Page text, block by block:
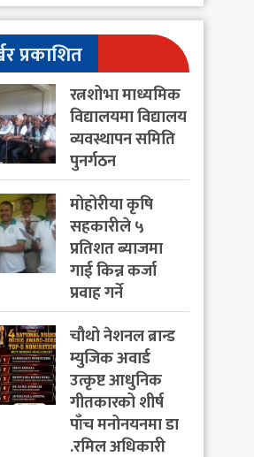
प्रकाशित
रत्नशोभा माध्यमिक
विद्यालयमा विद्यालय
व्यवस्थापन समिति
पुनर्गठन
मोहोरीया कृषि
सहकारीले ५
प्रतिशत ब्याजमा
गाई किन्न कर्जा
प्रवाह गर्ने
चौथो नेशनल ब्रान्ड
म्युजिक अवार्ड
उत्कृष्ट आधुनिक
गीतकारको शीर्ष
पाँच मनोनयनमा डा
.रमिल अधिकारी